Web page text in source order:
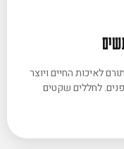
לאיכות החיים ויוצר
לחללים שקטים